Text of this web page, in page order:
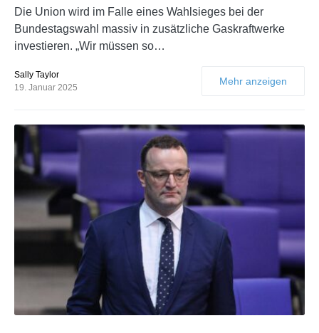
Die Union wird im Falle eines Wahlsieges bei der
Bundestagswahl massiv in zusätzliche Gaskraftwerke
investieren. „Wir müssen so…
Sally Taylor
19. Januar 2025
Mehr anzeigen